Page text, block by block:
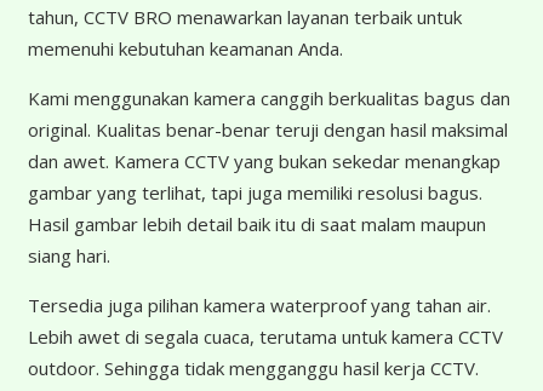
tahun, CCTV BRO menawarkan layanan terbaik untuk
memenuhi kebutuhan keamanan Anda.
Kami menggunakan kamera canggih berkualitas bagus dan
original. Kualitas benar-benar teruji dengan hasil maksimal
dan awet. Kamera CCTV yang bukan sekedar menangkap
gambar yang terlihat, tapi juga memiliki resolusi bagus.
Hasil gambar lebih detail baik itu di saat malam maupun
siang hari.
Tersedia juga pilihan kamera waterproof yang tahan air.
Lebih awet di segala cuaca, terutama untuk kamera CCTV
outdoor. Sehingga tidak mengganggu hasil kerja CCTV.